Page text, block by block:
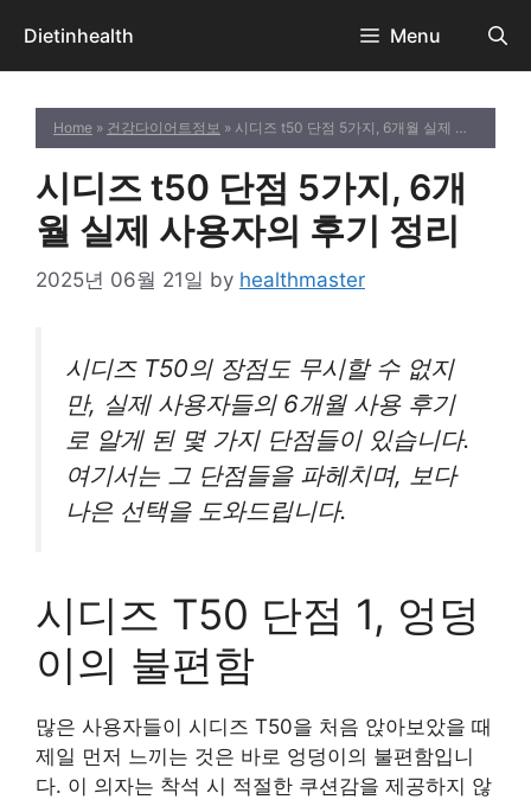
content
Dietinhealth Menu
Home » 건강다이어트정보 » 시디즈 t50 단점 5가지, 6개월 실제 사용자의 후기 정리
시디즈 t50 단점 5가지, 6개
월 실제 사용자의 후기 정리
2025년 06월 21일 by healthmaster
시디즈 T50의 장점도 무시할 수 없지
만, 실제 사용자들의 6개월 사용 후기
로 알게 된 몇 가지 단점들이 있습니다.
여기서는 그 단점들을 파헤치며, 보다
나은 선택을 도와드립니다.
시디즈 T50 단점 1, 엉덩
이의 불편함
많은 사용자들이 시디즈 T50을 처음 앉아보았을 때
제일 먼저 느끼는 것은 바로 엉덩이의 불편함입니
다. 이 의자는 착석 시 적절한 쿠션감을 제공하지 않